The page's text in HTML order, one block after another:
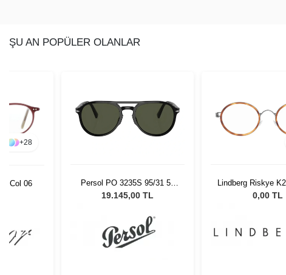
ŞU AN POPÜLER OLANLAR
+28
Col 06
Persol PO 3235S 95/31 55
Unisex Güneş Gözlüğü
19.145,00 TL
Lindberg Riskye
135
0,00 TL